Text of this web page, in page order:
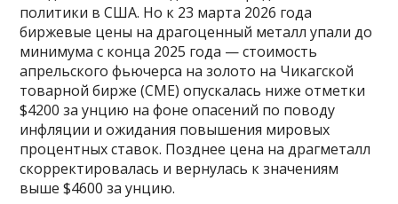
политики в США. Но к 23 марта 2026 года
биржевые цены на драгоценный металл упали до
минимума с конца 2025 года — стоимость
апрельского фьючерса на золото на Чикагской
товарной бирже (CME) опускалась ниже отметки
$4200 за унцию на фоне опасений по поводу
инфляции и ожидания повышения мировых
процентных ставок. Позднее цена на драгметалл
скорректировалась и вернулась к значениям
выше $4600 за унцию.